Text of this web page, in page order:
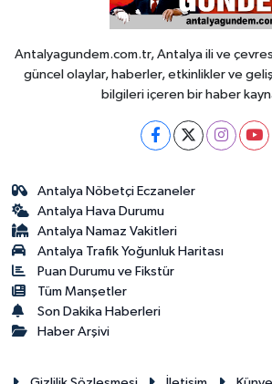
Antalyagundem.com.tr, Antalya ili ve
güncel olaylar, haberler, etkinlikler ve
bilgileri içeren bir haber
Antalya Nöbetçi Eczaneler
Antalya Hava Durumu
Antalya Namaz Vakitleri
Antalya Trafik Yoğunluk Haritası
Puan Durumu ve Fikstür
Tüm Manşetler
Son Dakika Haberleri
Haber Arşivi